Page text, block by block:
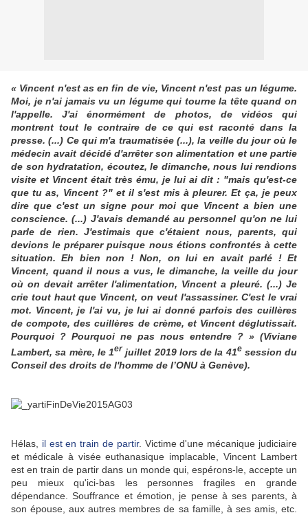
« Vincent n'est as en fin de vie, Vincent n'est pas un légume.
Moi, je n'ai jamais vu un légume qui tourne la tête quand on
l'appelle. J'ai énormément de photos, de vidéos qui
montrent tout le contraire de ce qui est raconté dans la
presse. (...) Ce qui m'a traumatisée (...), la veille du jour où le
médecin avait décidé d'arrêter son alimentation et une partie
de son hydratation, écoutez, le dimanche, nous lui rendions
visite et Vincent était très ému, je lui ai dit : "mais qu'est-ce
que tu as, Vincent ?" et il s'est mis à pleurer. Et ça, je peux
dire que c'est un signe pour moi que Vincent a bien une
conscience. (...) J'avais demandé au personnel qu'on ne lui
parle de rien. J'estimais que c'étaient nous, parents, qui
devions le préparer puisque nous étions confrontés à cette
situation. Eh bien non ! Non, on lui en avait parlé ! Et
Vincent, quand il nous a vus, le dimanche, la veille du jour
où on devait arrêter l'alimentation, Vincent a pleuré. (...) Je
crie tout haut que Vincent, on veut l'assassiner. C'est le vrai
mot. Vincent, je l'ai vu, je lui ai donné parfois des cuillères
de compote, des cuillères de crème, et Vincent déglutissait.
Pourquoi ? Pourquoi ne pas nous entendre ? » (Viviane
Lambert, sa mère, le 1er juillet 2019 lors de la 41esession du
Conseil des droits de l'homme de l’ONU à Genève).
Hélas, il est en train de partir. Victime d'une mécanique judiciaire
et médicale à visée euthanasique implacable, Vincent Lambert
est en train de partir dans un monde qui, espérons-le, accepte un
peu mieux qu'ici-bas les personnes fragiles en grande
dépendance. Souffrance et émotion, je pense à ses parents, à
son épouse, aux autres membres de sa famille, à ses amis, etc.